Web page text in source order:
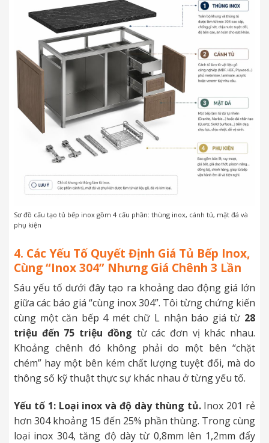
Sơ đồ cấu tạo tủ bếp inox gồm 4 cấu phần: thùng inox, cánh tủ, mặt đá và
phụ kiện
4. Các Yếu Tố Quyết Định Giá Tủ Bếp Inox,
Cùng “Inox 304” Nhưng Giá Chênh 3 Lần
Sáu yếu tố dưới đây tạo ra khoảng dao động giá lớn
giữa các báo giá “cùng inox 304”. Tôi từng chứng kiến
cùng một căn bếp 4 mét chữ L nhận báo giá từ 28
triệu đến 75 triệu đồng từ các đơn vị khác nhau.
Khoảng chênh đó không phải do một bên “chặt
chém” hay một bên kém chất lượng tuyệt đối, mà do
thông số kỹ thuật thực sự khác nhau ở từng yếu tố.
Yếu tố 1: Loại inox và độ dày thùng tủ.Inox 201 rẻ
hơn 304 khoảng 15 đến 25% phần thùng. Trong cùng
loại inox 304, tăng độ dày từ 0,8mm lên 1,2mm đẩy